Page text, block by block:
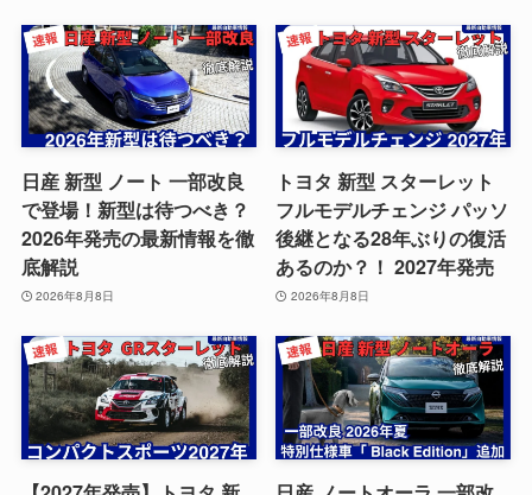
日産 新型 ノート 一部改良
で登場！新型は待つべき？
2026年発売の最新情報を徹
底解説
2026年8月8日
トヨタ 新型 スターレット
フルモデルチェンジ パッソ
後継となる28年ぶりの復活
あるのか？！ 2027年発売
2026年8月8日